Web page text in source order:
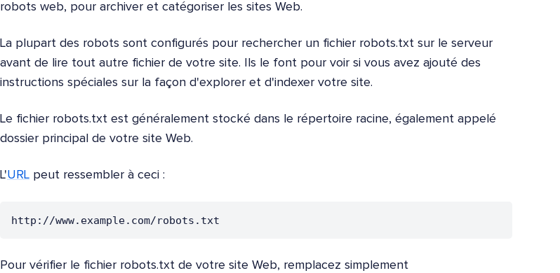
robots web, pour archiver et catégoriser les sites Web.
La plupart des robots sont configurés pour rechercher un fichier robots.txt sur le serveur
avant de lire tout autre fichier de votre site. Ils le font pour voir si vous avez ajouté des
instructions spéciales sur la façon d'explorer et d'indexer votre site.
Le fichier robots.txt est généralement stocké dans le répertoire racine, également appelé
dossier principal de votre site Web.
L'URL peut ressembler à ceci :
Pour vérifier le fichier robots.txt de votre site Web, remplacez simplement